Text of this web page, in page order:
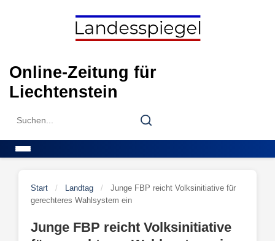
Online-Zeitung für
Liechtenstein
Search
Search
Start / Landtag /
Junge FBP reicht Volksinitiative für
gerechteres Wahlsystem ein
Junge FBP reicht Volksinitiative